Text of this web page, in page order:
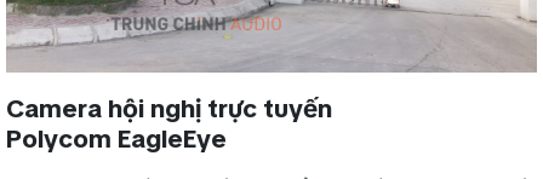
Camera hội nghị trực tuyến
Polycom EagleEye